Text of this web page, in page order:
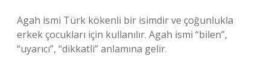
Agah ismi Türk kökenli bir isimdir ve çoğunlukla
erkek çocukları için kullanılır. Agah ismi “bilen”,
“uyarıcı”, “dikkatli” anlamına gelir.